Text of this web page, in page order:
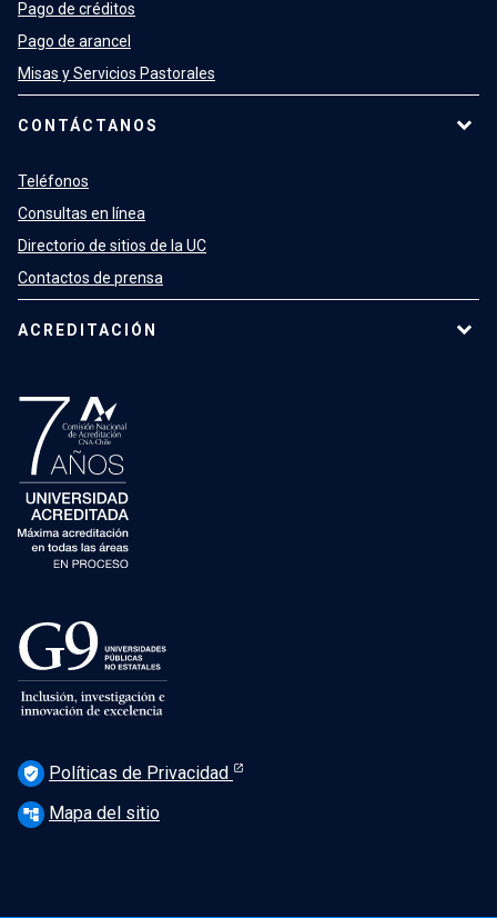
Pago de créditos
Pago de arancel
Misas y Servicios Pastorales
CONTÁCTANOS
Teléfonos
Consultas en línea
Directorio de sitios de la UC
Contactos de prensa
ACREDITACIÓN
verified_user Políticas de Privacidad
account_tree Mapa del sitio